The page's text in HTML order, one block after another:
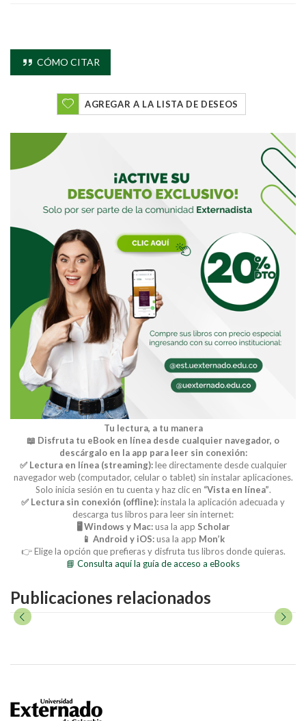
Buscar
CÓMO CITAR
AGREGAR A LA LISTA DE DESEOS
Tu lectura, a tu manera
📖 Disfruta tu eBook en línea desde cualquier navegador, o
descárgalo en la app para leer sin conexión:
✅ Lectura en línea (streaming):lee directamente desde cualquier
navegador web (computador, celular o tablet) sin instalar aplicaciones.
Solo inicia sesión en tu cuenta y haz clic en “Vista en línea”.
✅ Lectura sin conexión (offline):instala la aplicación adecuada y
descarga tus libros para leer sin internet:
🖥️ Windows y Mac:usa la app Scholar
📱 Android y iOS:usa la app Mon’k
👉 Elige la opción que prefieras y disfruta tus libros donde quieras.
📘 Consulta aquí la guía de acceso a eBooks
Publicaciones relacionados